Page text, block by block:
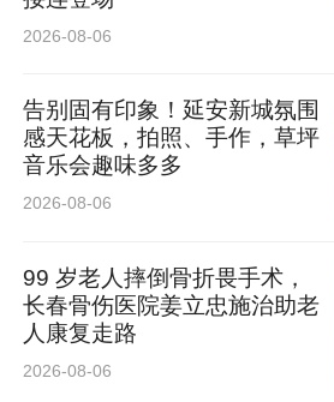
2026-08-06
告别固有印象！延安新城氛围
感天花板，拍照、手作，草坪
音乐会趣味多多
2026-08-06
99 岁老人摔倒骨折畏手术，
长春骨伤医院姜立忠施治助老
人康复走路
2026-08-06